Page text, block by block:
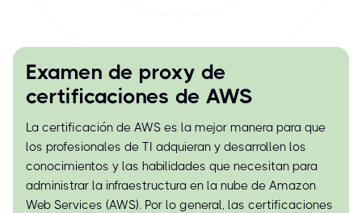
Examen de proxy de
certificaciones de AWS
La certificación de AWS es la mejor manera para que
los profesionales de TI adquieran y desarrollen los
conocimientos y las habilidades que necesitan para
administrar la infraestructura en la nube de Amazon
Web Services (AWS). Por lo general, las certificaciones